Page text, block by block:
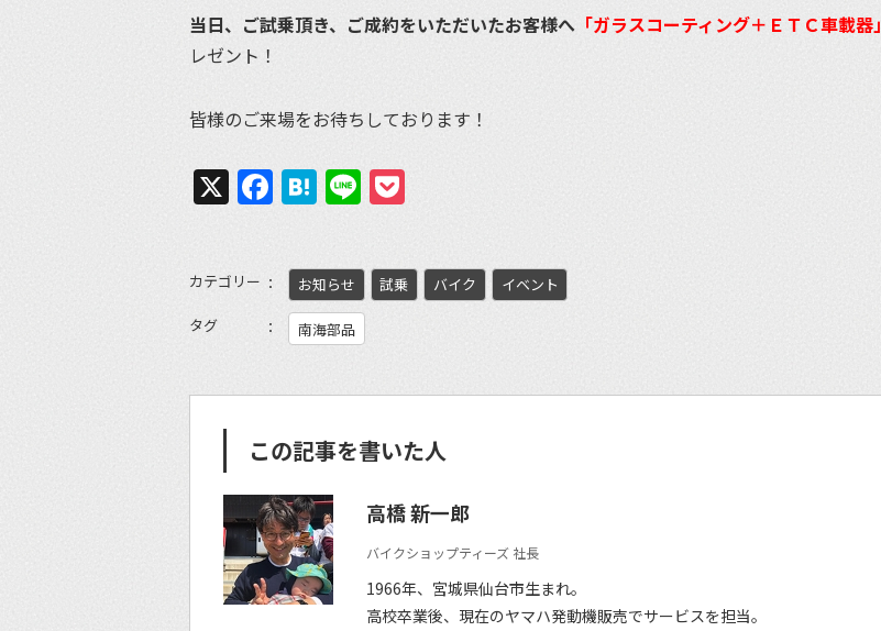
当日、ご試乗頂き、ご成約をいただいたお客様へ 「ガラスコーティング＋ＥＴＣ車載器」
レゼント！
皆様のご来場をお待ちしております！
X Facebook
Hatena
Line
カテゴリー お知らせ 試乗 バイク
イベント
タグ
南海部品
この記事を書いた人
高橋 新一郎
バイクショップティーズ 社長
1966年、宮城県仙台市生まれ。
高校卒業後、現在のヤマハ発動機販売でサービスを担当。